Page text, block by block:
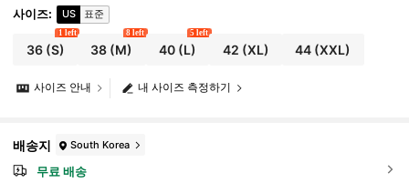
사이즈: US 표준
36(S)
1 left
38 (M)
8 left
40(L)
5 left
42 (XL) 44 (XXL)
내 사이즈 측정하기
사이즈 안내
배송지 South Korea
무료 배송